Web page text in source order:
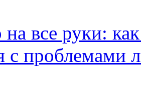
на все руки:
с проблемами